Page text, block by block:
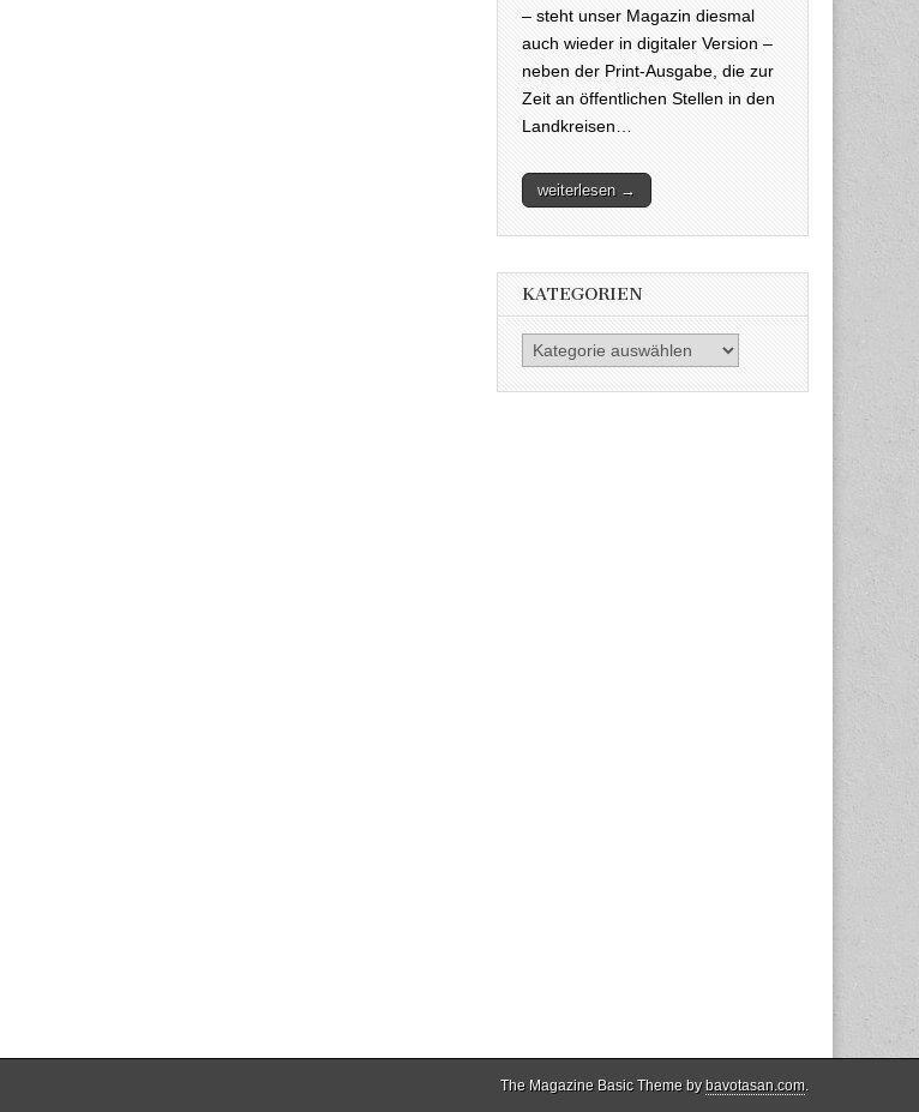
– steht unser Magazin diesmal
auch wieder in digitaler Version –
neben der Print-Ausgabe, die zur
Zeit an öffentlichen Stellen in den
Landkreisen…
weiterlesen →
KATEGORIEN
Kategorien
The Magazine Basic Theme bybavotasan.com.